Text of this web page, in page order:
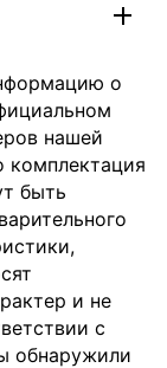
о
нашей
комплектация
быть
и не
с
обнаружили